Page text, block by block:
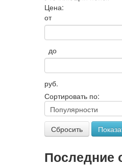
Цена:
от
до
руб.
Сортировать по:
Сбросить
Последние